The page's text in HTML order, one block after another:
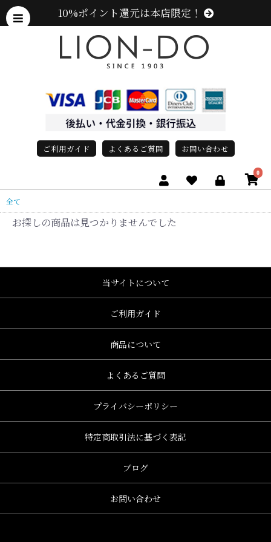
10%ポイント還元は本店限定！
ご利用ガイド よくあるご質問 お問い合わせ
0
全て
お探しの商品は見つかりませんでした
当サイトについて
ご利用ガイド
商品について
よくあるご質問
プライバシーポリシー
特定商取引法に基づく表記
ブログ
お問い合わせ